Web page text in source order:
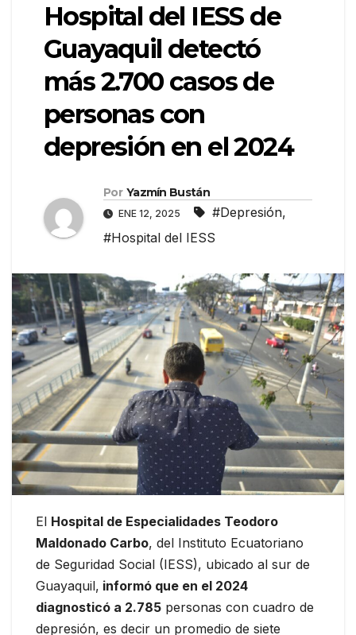
Hospital del IESS de
Guayaquil detectó
más 2.700 casos de
personas con
depresión en el 2024
Por Yazmín Bustán
ENE 12, 2025 #Depresión,
#Hospital del IESS
El Hospital de Especialidades Teodoro
Maldonado Carbo, del Instituto Ecuatoriano
de Seguridad Social (IESS), ubicado al sur de
Guayaquil, informó que en el 2024
diagnosticó a 2.785 personas con cuadro de
depresión, es decir un promedio de siete